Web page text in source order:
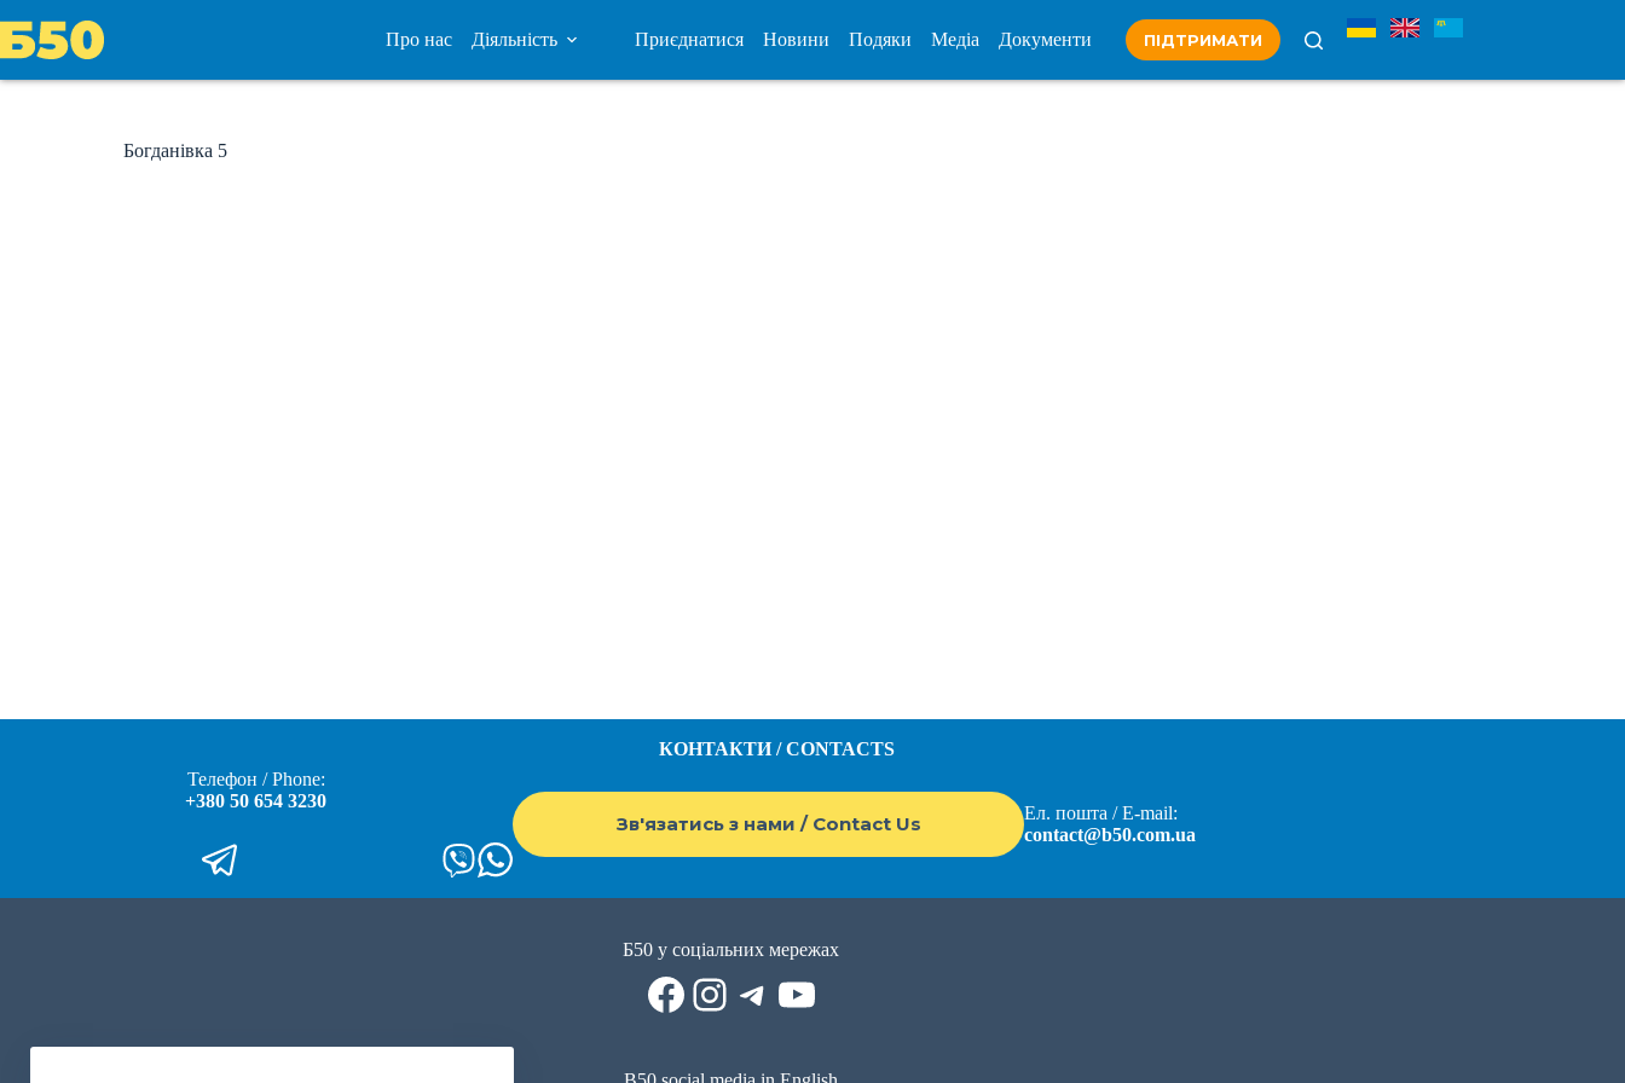
до
вмісту
Про нас Діяльність Приєднатися Новини Подяки Медіа Документи ПІДТРИМАТИ
Богданівка 5
КОНТАКТИ / CONTACTS
Телефон / Phone:
+380 50 654 3230
Зв'язатись з нами / Contact Us
Ел. пошта / E-mail:
contact@b50.com.ua
Б50 у соціальних мережах
Facebook
Instagram
Telegram
YouTube